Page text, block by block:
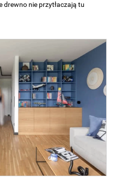
drewno nie przytłaczają tu